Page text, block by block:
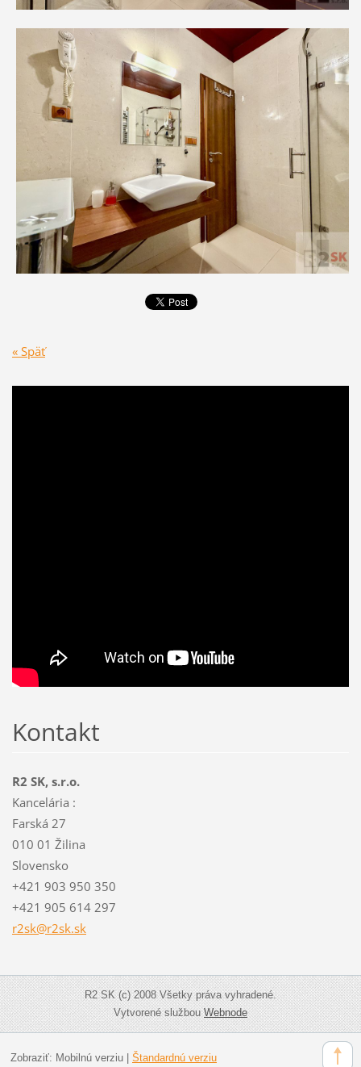
« Späť
Kontakt
R2 SK, s.r.o.
Kancelária :
Farská 27
010 01 Žilina
Slovensko
+421 903 950 350
+421 905 614 297
r2sk@r2sk.sk
R2 SK (c) 2008 Všetky práva vyhradené.
Vytvorené službouWebnode
Zobraziť: Mobilnú verziu| Štandardnú verziu